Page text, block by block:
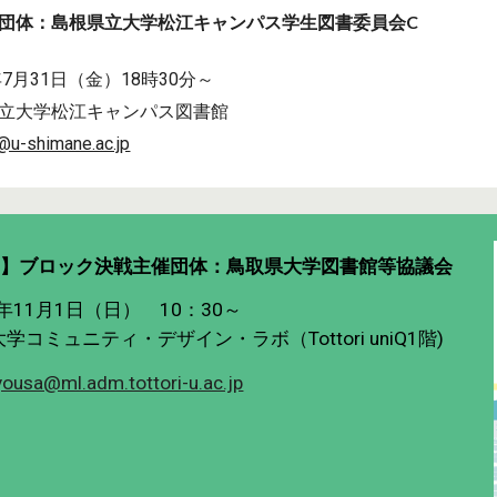
体：島根県立大学松江キャンパス学生図書委員会C
月31日（金）18時30分～
大学松江キャンパス図書館
shimane.ac.jp
ブロック決戦主催団体：鳥取県大学図書館等協議会
11月1日（日） 10：30～
コミュニティ・デザイン・ラボ（Tottori uniQ1階)
u.ac.jp